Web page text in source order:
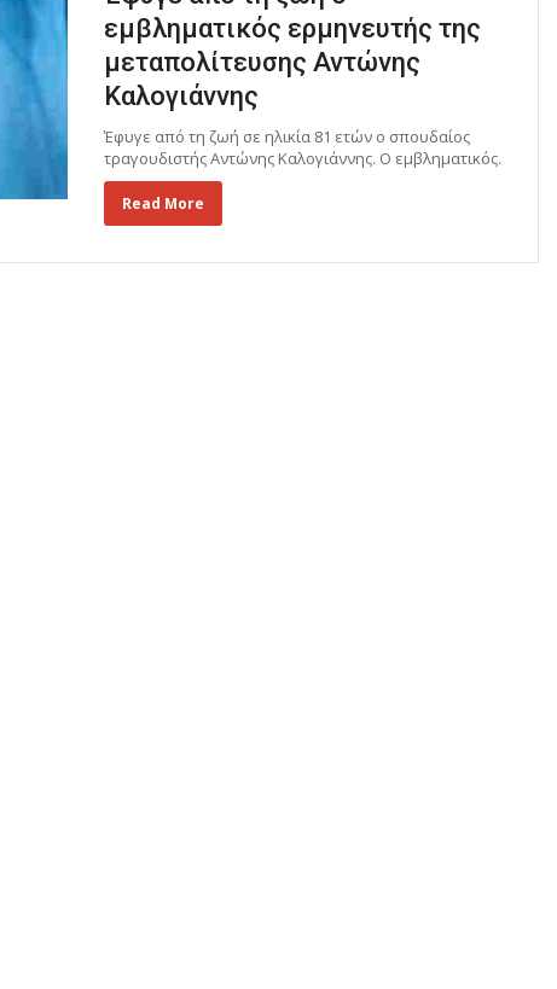
εμβληματικός ερμηνευτής της
μεταπολίτευσης Αντώνης
Καλογιάννης
Έφυγε από τη ζωή σε ηλικία 81 ετών ο σπουδαίος
τραγουδιστής Αντώνης Καλογιάννης. Ο εμβληματικός.
Read More